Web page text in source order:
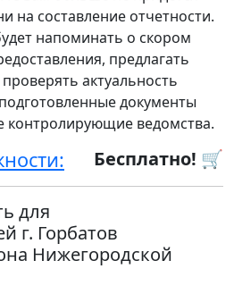
на составление отчетности.
напоминать о скором
предлагать
актуальность
документы
контролирующие ведомства.
Бесплатно! 🛒
для
г. Горбатов
Нижегородской